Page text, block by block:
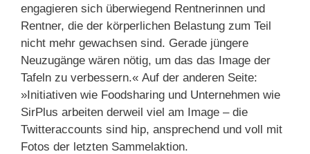
engagieren sich überwiegend Rentnerinnen und
Rentner, die der körperlichen Belastung zum Teil
nicht mehr gewachsen sind. Gerade jüngere
Neuzugänge wären nötig, um das das Image der
Tafeln zu verbessern.« Auf der anderen Seite:
»Initiativen wie Foodsharing und Unternehmen wie
SirPlus arbeiten derweil viel am Image – die
Twitteraccounts sind hip, ansprechend und voll mit
Fotos der letzten Sammelaktion.